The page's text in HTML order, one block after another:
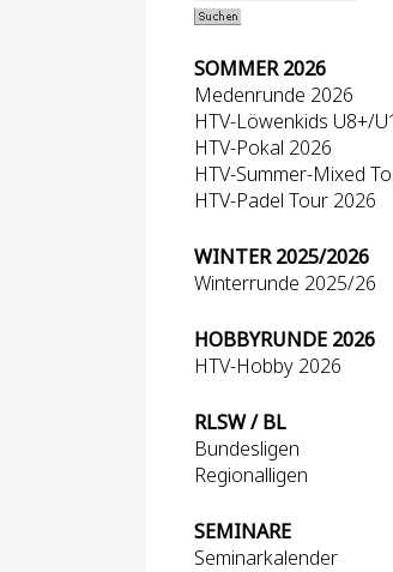
SOMMER 2026
Medenrunde 2026
HTV-Löwenkids U8+/
HTV-Pokal 2026
HTV-Summer-Mixed
HTV-Padel Tour 2026
WINTER 2025/2026
Winterrunde 2025/26
HOBBYRUNDE 2026
HTV-Hobby 2026
RLSW / BL
Bundesligen
Regionalligen
SEMINARE
Seminarkalender